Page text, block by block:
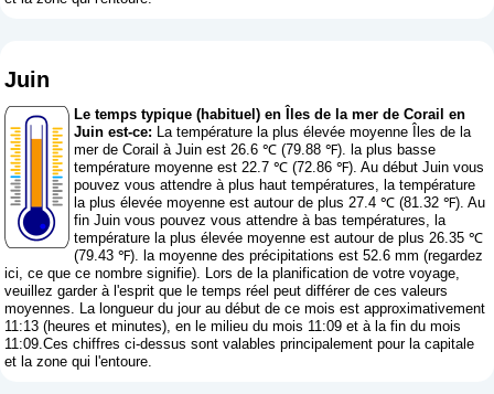
Juin
Le temps typique (habituel) en Îles de la mer de Corail en
Juin est-ce: La température la plus élevée moyenne Îles de la
mer de Corail à Juin est 26.6 ℃ (79.88 ℉). la plus basse
température moyenne est 22.7 ℃ (72.86 ℉). Au début Juin vous
pouvez vous attendre à plus haut températures, la température
la plus élevée moyenne est autour de plus 27.4 ℃ (81.32 ℉). Au
fin Juin vous pouvez vous attendre à bas températures, la
température la plus élevée moyenne est autour de plus 26.35 ℃
(79.43 ℉). la moyenne des précipitations est 52.6 mm (regardez
ici, ce que ce nombre signifie). Lors de la planification de votre voyage,
veuillez garder à l'esprit que le temps réel peut différer de ces valeurs
moyennes. La longueur du jour au début de ce mois est approximativement
11:13 (heures et minutes), en le milieu du mois 11:09 et à la fin du mois
11:09.Ces chiffres ci-dessus sont valables principalement pour la capitale
et la zone qui l'entoure.